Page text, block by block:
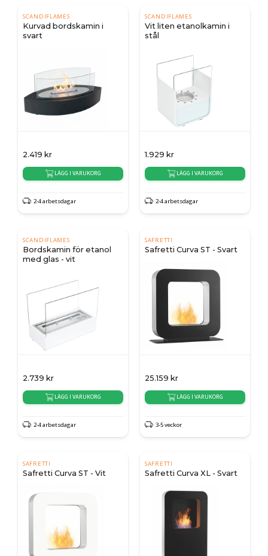
SCANDIFLAMES
Kurvad bordskamin i
svart
2.419 kr
LÄGG I VARUKORG
2-4 arbetsdagar
SCANDIFLAMES
Vit liten etanolkamin i
stål
1.929 kr
LÄGG I VARUKORG
2-4 arbetsdagar
SCANDIFLAMES
Bordskamin för etanol
med glas - vit
2.739 kr
LÄGG I VARUKORG
2-4 arbetsdagar
SAFRETTI
Safretti Curva ST - Svart
25.159 kr
LÄGG I VARUKORG
3-5 veckor
SAFRETTI
Safretti Curva ST - Vit
SAFRETTI
Safretti Curva XL - Svart